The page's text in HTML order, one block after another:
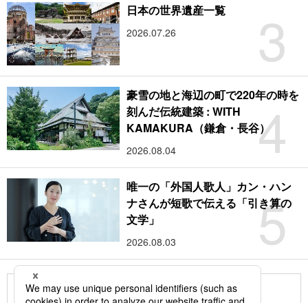
3
日本の世界遺産一覧
2026.07.26
4
豪雪の地と海辺の町で220年の時を
刻んだ伝統建築 : WITH
KAMAKURA（鎌倉・長谷）
2026.08.04
5
唯一の「外国人歌人」カン・ハン
ナさんが短歌で伝える「引き算の
文学」
2026.08.03
もっと見る